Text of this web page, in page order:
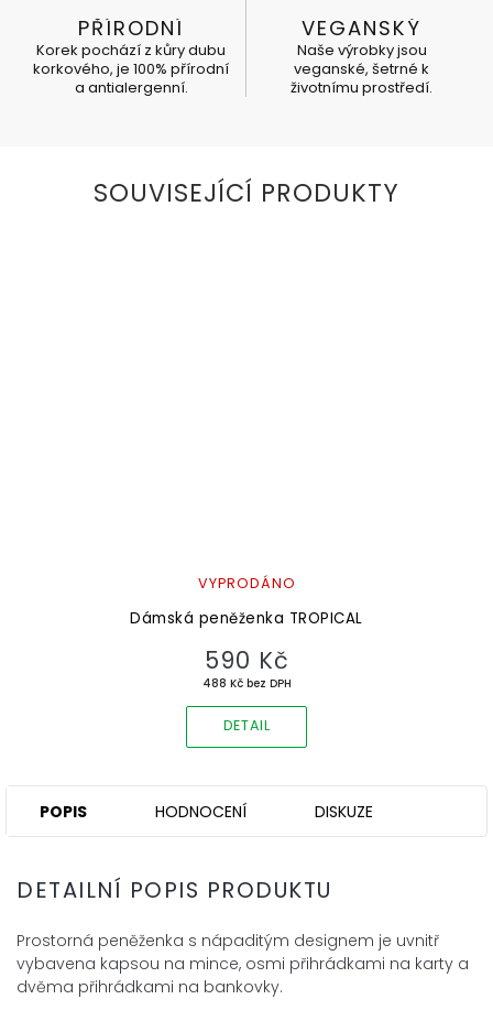
PŘÍRODNÍ
Korek pochází z kůry dubu
korkového, je 100% přírodní
a antialergenní.
VEGANSKÝ
Naše výrobky jsou
veganské, šetrné k
životnímu prostředí.
SOUVISEJÍCÍ PRODUKTY
Dámská peněženka TROPICAL
VYPRODÁNO
488 Kč bez DPH
590 Kč
DETAIL
POPIS HODNOCENÍ DISKUZE
DETAILNÍ POPIS PRODUKTU
Prostorná peněženka s nápaditým designem je uvnitř
vybavena kapsou na mince, osmi přihrádkami na karty a
dvěma přihrádkami na bankovky.